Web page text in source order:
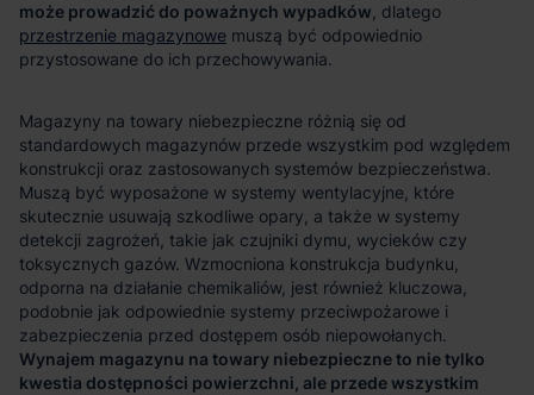
może prowadzić do poważnych wypadków
przestrzenie magazynowe
Wynajem magazynu na towary niebezpieczne to nie tylko
kwestia dostępności powierzchni, ale przede wszystkim